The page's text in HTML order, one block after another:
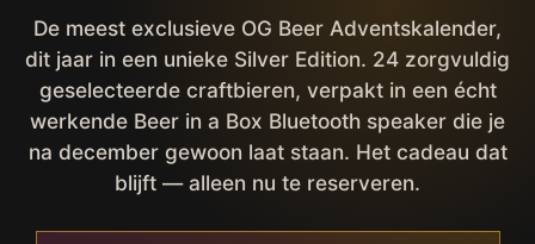
De meest exclusieve OG Beer Adventskalender,
dit jaar in een unieke Silver Edition. 24 zorgvuldig
geselecteerde craftbieren, verpakt in een écht
werkende Beer in a Box Bluetooth speaker die je
na december gewoon laat staan. Het cadeau dat
blijft — alleen nu te reserveren.